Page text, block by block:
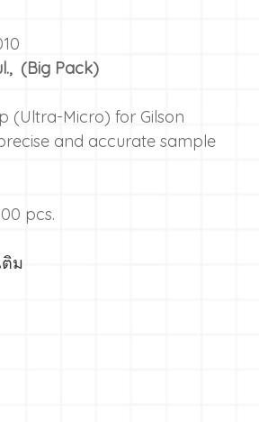
(Big Pack)
(Ultra-Micro) for Gilson
and accurate sample
pcs.
ติม